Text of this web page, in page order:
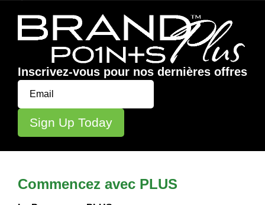
Inscrivez-vous pour nos dernières offres
Commencez avec PLUS